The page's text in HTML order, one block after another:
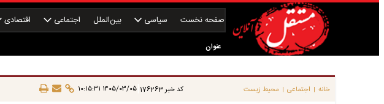
صفحه نخست سیاسی بین‌الملل اجتماعی اقتصادی
عنوان
خانه | اجتماعی | محیط زیست کد خبر176263
|۱۴۰۵/۰۳/۰۵ ۱۰:۱۵:۳۱